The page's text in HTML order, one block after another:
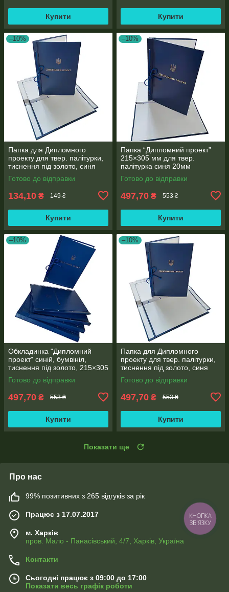
Купити Купити
–10%
Папка для Дипломного
проекту для твер. палітурки,
тиснення під золото, синя
215×305 мм (20мм) (1 шт)
Готово до відправки
134,10 ₴ 149 ₴
Купити
–10%
Папка “Дипломний проект”
215×305 мм для твер.
палітурка синя 20мм
корінець (уп.5шт)
Готово до відправки
497,70 ₴ 553 ₴
Купити
–10%
Обкладинка "Дипломний
проект" синій, бумвініл,
тиснення під золото, 215×305
мм, 20 мм корінець (5 шт/уп)
Готово до відправки
497,70 ₴ 553 ₴
Купити
–10%
Папка для Дипломного
проекту для твер. палітурки,
тиснення під золото, синя
215×305 мм (20мм) (уп.5шт)
Готово до відправки
497,70 ₴ 553 ₴
Купити
Показати ще
Про нас
99% позитивних з 265 відгуків за рік
Працює з 17.07.2017
м. Харків
пров. Мало - Панасівський, 4/7, Харків, Україна
Контакти
Сьогодні працює з 09:00 до 17:00
Показати весь графік роботи
КНОПКА
ЗВ'ЯЗКУ